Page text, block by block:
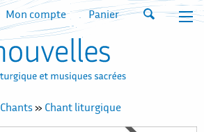
Mon compte Panier
Chants» Chant liturgique